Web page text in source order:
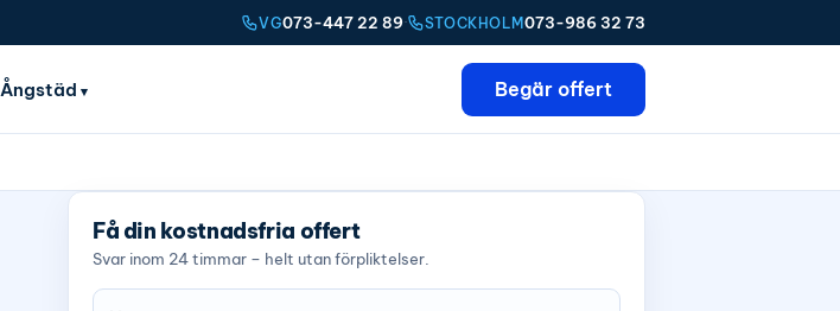
VG073-447 22 89· STOCKHOLM073-986 32 73
Ångstäd Begär offert
Få din kostnadsfria offert
Svar inom 24 timmar – helt utan förpliktelser.